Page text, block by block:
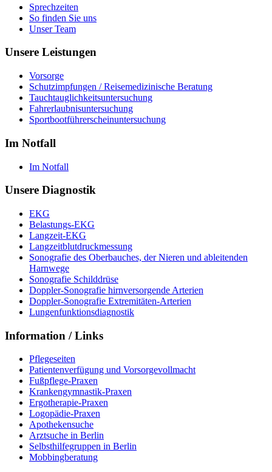
Sprechzeiten
So finden Sie uns
Unser Team
Unsere Leistungen
Vorsorge
Schutzimpfungen / Reisemedizinische Beratung
Tauchtauglichkeitsuntersuchung
Fahrerlaubnisuntersuchung
Sportbootführerscheinuntersuchung
Im Notfall
Im Notfall
Unsere Diagnostik
EKG
Belastungs-EKG
Langzeit-EKG
Langzeitblutdruckmessung
Sonografie des Oberbauches, der Nieren und ableitenden
Harnwege
Sonografie Schilddrüse
Doppler-Sonografie hirnversorgende Arterien
Doppler-Sonografie Extremitäten-Arterien
Lungenfunktionsdiagnostik
Information / Links
Pflegeseiten
Patientenverfügung und Vorsorgevollmacht
Fußpflege-Praxen
Krankengymnastik-Praxen
Ergotherapie-Praxen
Logopädie-Praxen
Apothekensuche
Arztsuche in Berlin
Selbsthilfegruppen in Berlin
Mobbingberatung